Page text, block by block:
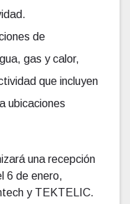
de
gas y calor,
que incluyen
ubicaciones
una recepción
6 de enero,
y TEKTELIC.